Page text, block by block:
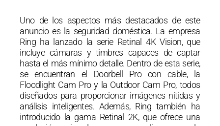
Uno de los aspectos más destacados de este
anuncio es la seguridad doméstica. La empresa
Ring ha lanzado la serie Retinal 4K Vision, que
incluye cámaras y timbres capaces de captar
hasta el más mínimo detalle. Dentro de esta serie,
se encuentran el Doorbell Pro con cable, la
Floodlight Cam Pro y la Outdoor Cam Pro, todos
diseñados para proporcionar imágenes nítidas y
análisis inteligentes. Además, Ring también ha
introducido la gama Retinal 2K, que ofrece una